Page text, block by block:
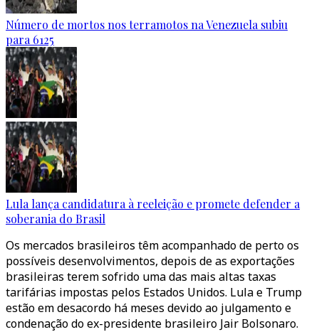
Número de mortos nos terramotos na Venezuela subiu
para 6125
Lula lança candidatura à reeleição e promete defender a
soberania do Brasil
Os mercados brasileiros têm acompanhado de perto os
possíveis desenvolvimentos, depois de as exportações
brasileiras terem sofrido uma das mais altas taxas
tarifárias impostas pelos Estados Unidos. Lula e Trump
estão em desacordo há meses devido ao julgamento e
condenação do ex-presidente brasileiro Jair Bolsonaro.